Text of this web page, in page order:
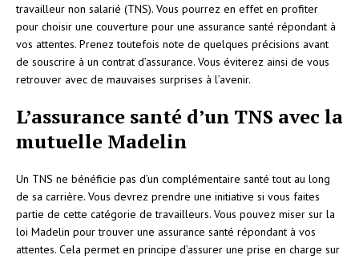
travailleur non salarié (TNS). Vous pourrez en effet en profiter
pour choisir une couverture pour une assurance santé répondant à
vos attentes. Prenez toutefois note de quelques précisions avant
de souscrire à un contrat d’assurance. Vous éviterez ainsi de vous
retrouver avec de mauvaises surprises à l’avenir.
L’assurance santé d’un TNS avec la
mutuelle Madelin
Un TNS ne bénéficie pas d’un complémentaire santé tout au long
de sa carrière. Vous devrez prendre une initiative si vous faites
partie de cette catégorie de travailleurs. Vous pouvez miser sur la
loi Madelin pour trouver une assurance santé répondant à vos
attentes. Cela permet en principe d’assurer une prise en charge sur